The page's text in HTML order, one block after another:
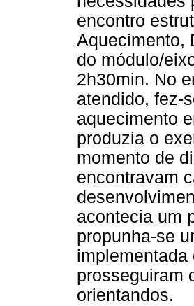
encontro
Aquecimento,
do módulo/
2h30min. No
atendido, fez-
aquecimento
produzia o
momento de
encontravam
acontecia um
propunha-se
prosseguiram
orientandos.